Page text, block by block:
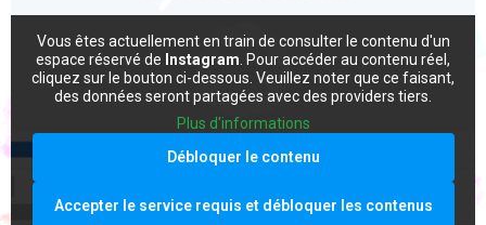
Vous êtes actuellement en train de consulter le contenu d'un
espace réservé de Instagram . Pour accéder au contenu réel,
cliquez sur le bouton ci-dessous. Veuillez noter que ce faisant,
des données seront partagées avec des providers tiers.
Plus d'informations
Débloquer le contenu
Accepter le service requis et débloquer les contenus